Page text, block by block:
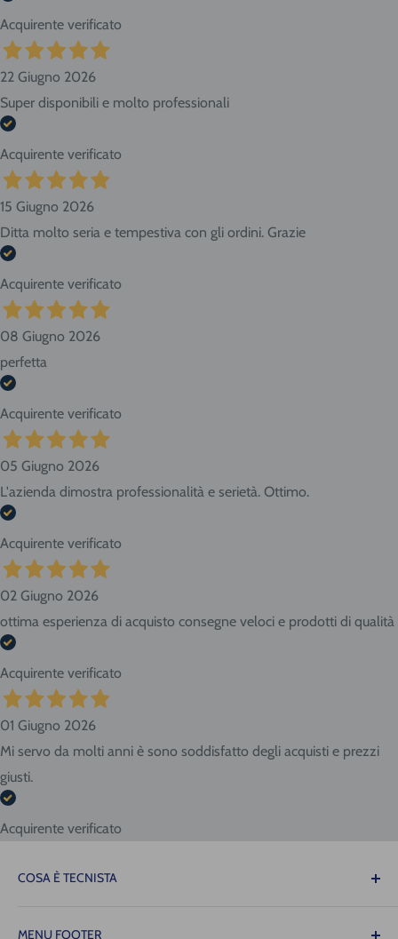
Acquirente verificato
22 Giugno 2026
Super disponibili e molto professionali
Acquirente verificato
15 Giugno 2026
Ditta molto seria e tempestiva con gli ordini. Grazie
Acquirente verificato
08 Giugno 2026
perfetta
Acquirente verificato
05 Giugno 2026
L'azienda dimostra professionalità e serietà. Ottimo.
Acquirente verificato
02 Giugno 2026
ottima esperienza di acquisto consegne veloci e prodotti di qualità
Acquirente verificato
01 Giugno 2026
Mi servo da molti anni è sono soddisfatto degli acquisti e prezzi
giusti.
Acquirente verificato
COSA È TECNISTA
MENU FOOTER